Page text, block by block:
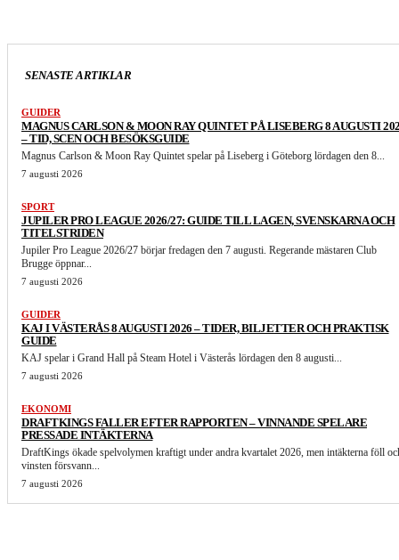
SENASTE ARTIKLAR
GUIDER
MAGNUS CARLSON & MOON RAY QUINTET PÅ LISEBERG 8 AUGUSTI
– TID, SCEN OCH BESÖKSGUIDE
Magnus Carlson & Moon Ray Quintet spelar på Liseberg i Göteborg lördagen den 8...
7 augusti 2026
SPORT
JUPILER PRO LEAGUE 2026/27: GUIDE TILL LAGEN, SVENSKARNA OCH
TITELSTRIDEN
Jupiler Pro League 2026/27 börjar fredagen den 7 augusti. Regerande mästaren Club
Brugge öppnar...
7 augusti 2026
GUIDER
KAJ I VÄSTERÅS 8 AUGUSTI 2026 – TIDER, BILJETTER OCH PRAKTISK
GUIDE
KAJ spelar i Grand Hall på Steam Hotel i Västerås lördagen den 8 augusti...
7 augusti 2026
EKONOMI
DRAFTKINGS FALLER EFTER RAPPORTEN – VINNANDE SPELARE
PRESSADE INTÄKTERNA
DraftKings ökade spelvolymen kraftigt under andra kvartalet 2026, men intäkterna föll
vinsten försvann...
7 augusti 2026